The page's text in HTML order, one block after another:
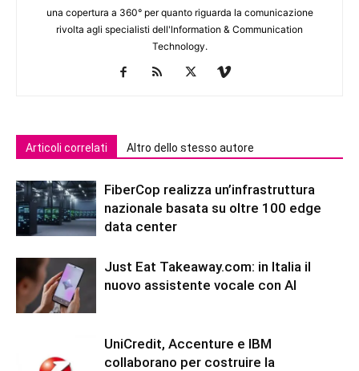
una copertura a 360° per quanto riguarda la comunicazione
rivolta agli specialisti dell'lnformation & Communication
Technology.
Articoli correlati Altro dello stesso autore
FiberCop realizza un’infrastruttura
nazionale basata su oltre 100 edge
data center
Just Eat Takeaway.com: in Italia il
nuovo assistente vocale con AI
UniCredit, Accenture e IBM
collaborano per costruire la